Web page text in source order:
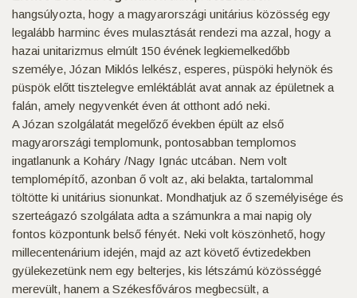
hangsúlyozta, hogy a magyarországi unitárius közösség egy
legalább harminc éves mulasztását rendezi ma azzal, hogy a
hazai unitarizmus elmúlt 150 évének legkiemelkedőbb
személye, Józan Miklós lelkész, esperes, püspöki helynök és
püspök előtt tisztelegve emléktáblát avat annak az épületnek a
falán, amely negyvenkét éven át otthont adó neki.
A Józan szolgálatát megelőző években épült az első
magyarországi templomunk, pontosabban templomos
ingatlanunk a Koháry /Nagy Ignác utcában. Nem volt
templomépítő, azonban ő volt az, aki belakta, tartalommal
töltötte ki unitárius sionunkat. Mondhatjuk az ő személyisége és
szerteágazó szolgálata adta a számunkra a mai napig oly
fontos központunk belső fényét. Neki volt köszönhető, hogy
millecentenárium idején, majd az azt követő évtizedekben
gyülekezetünk nem egy belterjes, kis létszámú közösséggé
merevült, hanem a Székesfőváros megbecsült, a